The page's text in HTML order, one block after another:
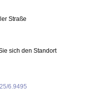
Straße
sich den Standort
6.9495